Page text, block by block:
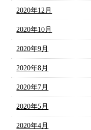
2020年12月
2020年10月
2020年9月
2020年8月
2020年7月
2020年5月
2020年4月